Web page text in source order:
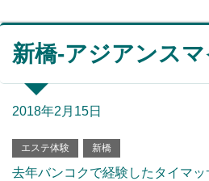
新橋-アジアンス
2018年2月15日
エステ体験 新橋
去年バンコクで経験したタイマ